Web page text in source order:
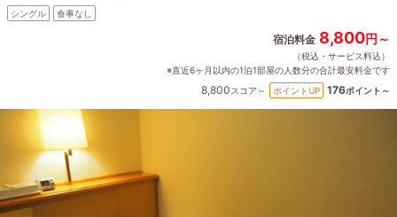
シングル 食事なし
宿泊料金 8,800円～
（税込・サービス料込）
※直近6ヶ月以内の1泊1部屋の人数分の合計最安料金です
8,800スコア～ ポイントUP 176ポイント～